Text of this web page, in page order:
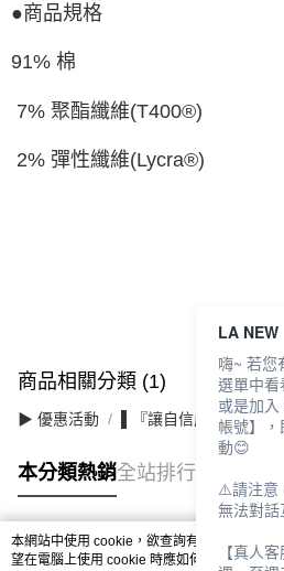
●商品規格
91% 棉
7% 聚酯纖維(T400®)
2% 彈性纖維(Lycra®)
商品相關分類 (1)
▶ 優惠活動 ▌『讓自信成為日常』
本分類熱銷全站排行
熱門標籤
本網站中使用 cookie，欲查詢有關本網站使用
望在電腦上使用 cookie 時應如何變更電腦的
LA NEW
嗨~ 若您
選單中看
或是加
帳號】
動😊
⚠️請注意
無法對
【真人